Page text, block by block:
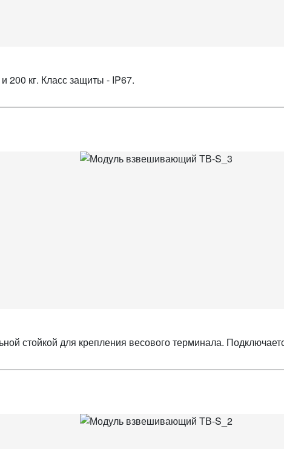
200 кг. Класс защиты - IP67.
стойкой для крепления весового терминала.